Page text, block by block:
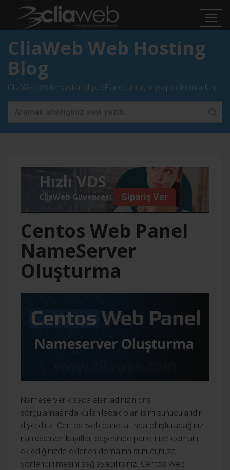
CliaWeb Web Hosting
Blog
CliaWeb Webmaster php, cPanel, linux, mysql dökümanları
Hızlı VDS
CliaWeb Güvencesi İleSipariş Ver
Centos Web Panel
NameServer
Oluşturma
Nameserver kısaca alan adınızın dns
sorgulamasında kullanılacak olan isim sunucularıdır
diyebiliriz. Centos web panel altında oluşturacağınız
nameserver kayıtları sayesinde panelinize domain
eklediğinizde eklenen domainin sunucunuza
yönlendirilmesini sağlayabilirsiniz. Centos Web